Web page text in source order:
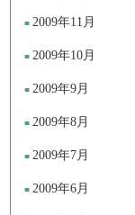
2009年11月
2009年10月
2009年9月
2009年8月
2009年7月
2009年6月